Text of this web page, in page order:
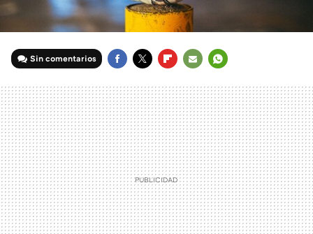
Sin comentarios
MAIL